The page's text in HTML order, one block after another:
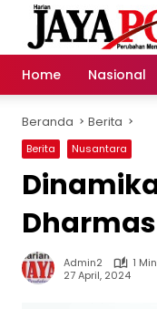
Home Nasional
Beranda Berita
Berita Nusantara
Admin2
1
27 April, 2024